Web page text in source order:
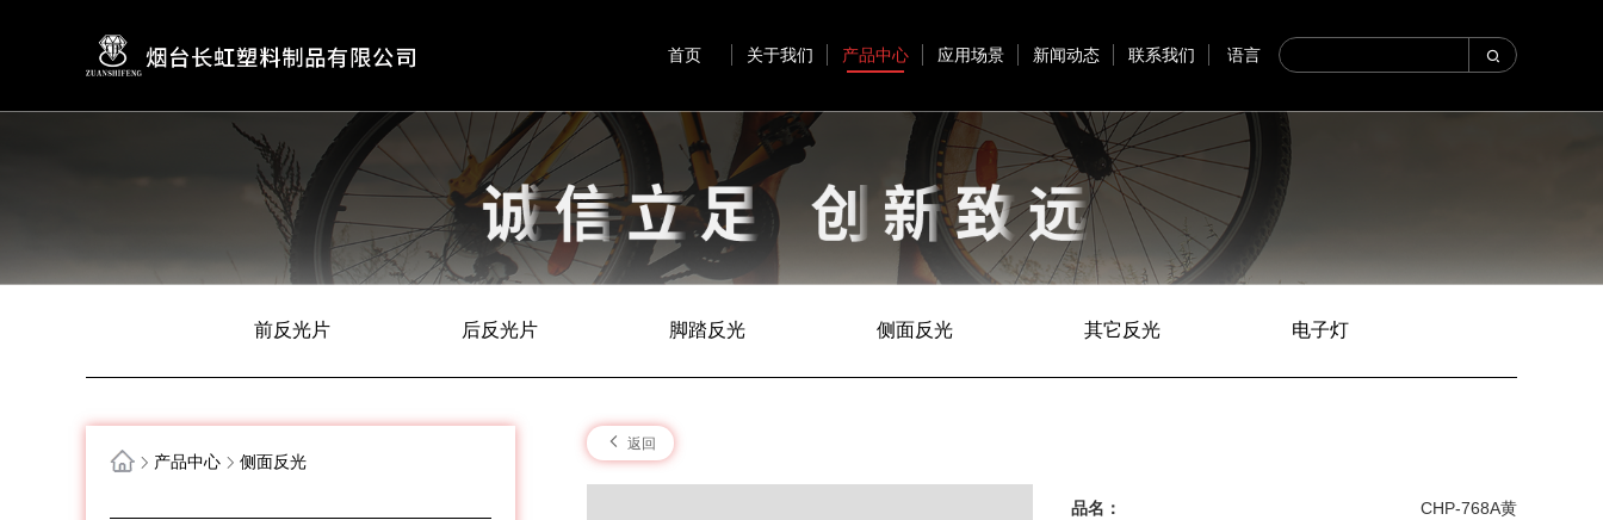
首页 关于我们 产品中心 应用场景 新闻动态 联系我们 语言
前反光片 后反光片 脚踏反光 侧面反光 其它反光 电子灯
产品中心 侧面反光
返回
品名： CHP-768A黄